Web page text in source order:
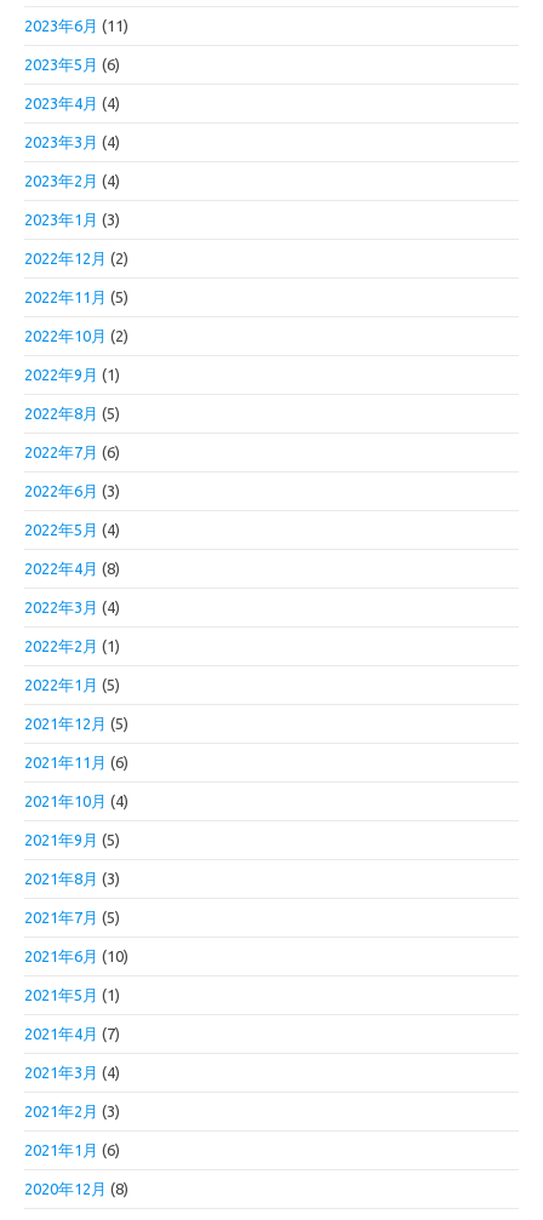
2023年6月 (11)
2023年5月 (6)
2023年4月 (4)
2023年3月 (4)
2023年2月 (4)
2023年1月 (3)
2022年12月 (2)
2022年11月 (5)
2022年10月 (2)
2022年9月 (1)
2022年8月 (5)
2022年7月 (6)
2022年6月 (3)
2022年5月 (4)
2022年4月 (8)
2022年3月 (4)
2022年2月 (1)
2022年1月 (5)
2021年12月 (5)
2021年11月 (6)
2021年10月 (4)
2021年9月 (5)
2021年8月 (3)
2021年7月 (5)
2021年6月 (10)
2021年5月 (1)
2021年4月 (7)
2021年3月 (4)
2021年2月 (3)
2021年1月 (6)
2020年12月 (8)